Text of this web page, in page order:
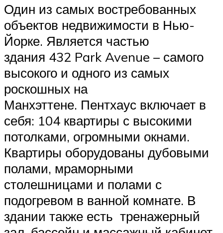
Один из самых востребованных
объектов недвижимости в Нью-
Йорке. Является частью
здания 432 Park Avenue – самого
высокого и одного из самых
роскошных на
Манхэттене. Пентхаус включает в
себя: 104 квартиры с высокими
потолками, огромными окнами.
Квартиры оборудованы дубовыми
полами, мраморными
столешницами и полами с
подогревом в ванной комнате. В
здании также есть тренажерный